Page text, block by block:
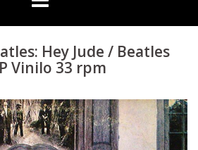
Hey Jude / Beatles
Vinilo 33 rpm